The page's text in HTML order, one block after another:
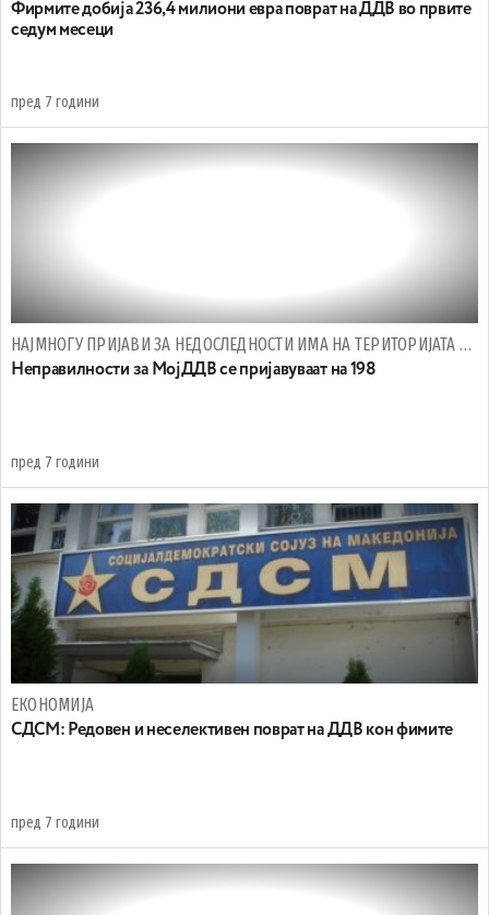
Фирмите добија 236,4 милиони евра поврат на ДДВ во првите
седум месеци
пред 7 години
НАЈМНОГУ ПРИЈАВИ ЗА НЕДОСЛЕДНОСТИ ИМА НА ТЕРИТОРИЈАТА НА СКОПЈЕ
Неправилности за МојДДВ се пријавуваат на 198
пред 7 години
ЕКОНОМИЈА
СДСМ: Редовен и неселективен поврат на ДДВ кон фимите
пред 7 години